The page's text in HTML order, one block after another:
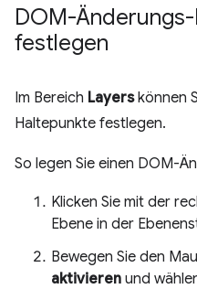
DOM-
festlegen
Im Bereich Layerskönnen
Haltepunkte festlegen.
So legen Sie einen DOM-
Klicken Sie mit der
Ebene in der
Bewegen Sie den
aktivieren und